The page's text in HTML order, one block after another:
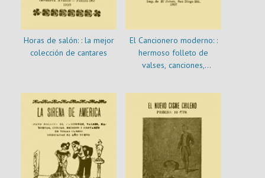
Horas de salón: : la mejor
colección de cantares
El Cancionero moderno: :
hermoso folleto de
valses, canciones,